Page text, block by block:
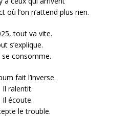
où l’on n’attend plus rien.
tout va vite.
s’explique.
consomme.
fait l’inverse.
Il ralentit.
Il écoute.
le trouble.